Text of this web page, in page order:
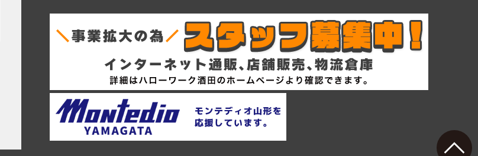
マツダ
ミツビシ
スズキ
アルファロメオ
アウディ
BMW
14インチ
15インチ
16インチ
19インチ
20インチ
21インチ
ヨコハマ
ダンロップ
ピレリ
コンチネンタル
グッドイヤー
トーヨー
ファルケン
ハンコック
AKUT
Advanti Racing
APIO
ABE SHOKAI
American Racing
IMPUL
Balken